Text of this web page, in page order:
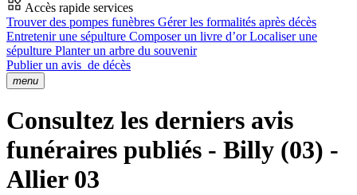
Accès rapide services
Trouver des pompes funèbres Gérer les formalités après décès
Entretenir une sépulture Composer un livre d’orLocaliser une
sépulture Planter un arbre du souvenir
Publier un avis de décès
menu
Consultez les derniers avis
funéraires publiés - Billy (03) -
Allier 03